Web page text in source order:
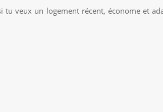
veux un logement récent, économe et